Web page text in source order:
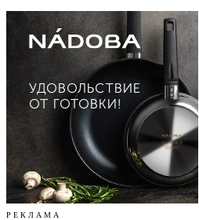
Р Е К Л А М А